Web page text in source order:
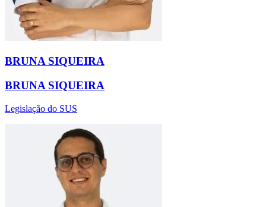
BRUNA SIQUEIRA
BRUNA SIQUEIRA
Legislação do SUS